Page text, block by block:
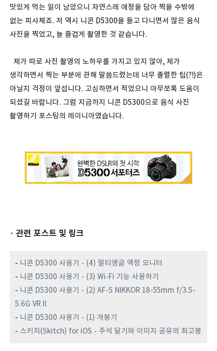
맛있게 먹는 일이 남았으니 자연스레 애정을 담아 찍을 수밖에
없는 피사체죠. 저 역시 니콘 D5300을 들고 다니면서 많은 음식
사진을 찍었고, 늘 즐겁게 촬영한 것 같습니다.
제가 따로 사진 촬영의 노하우를 가지고 있지 않아, 제가
생각하면서 찍는 부분에 관해 말씀드렸는데 너무 졸렬한 팁(?!)은
아닐지 걱정이 앞섭니다. 고심하면서 적었으니 아무쪼록 도움이
되셨길 바랍니다. 그럼 지금까지 니콘 D5300으로 음식 사진
촬영하기 포스팅의 레이니아였습니다.
· 관련 포스트 및 링크
- 니콘 D5300 사용기 - (4) 멀티앵글 액정 모니터
- 니콘 D5300 사용기 - (3) Wi-Fi 기능 사용하기
- 니콘 D5300 사용기 - (2) AF-S NIKKOR 18-55mm f/3.5-
5.6G VR II
- 니콘 D5300 사용기 - (1) 개봉기
- 스키치(Skitch) for iOS - 주석 달기와 이미지 공유의 최고봉